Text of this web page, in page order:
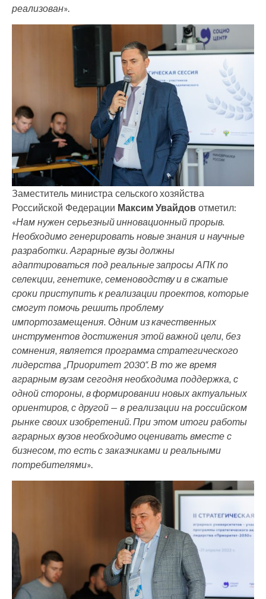
реализован».
Заместитель министра сельского хозяйства
Российской Федерации Максим Увайдов отметил:
«Нам нужен серьезный инновационный прорыв.
Необходимо генерировать новые знания и научные
разработки. Аграрные вузы должны
адаптироваться под реальные запросы АПК по
селекции, генетике, семеноводству и в сжатые
сроки приступить к реализации проектов, которые
смогут помочь решить проблему
импортозамещения. Одним из качественных
инструментов достижения этой важной цели, без
сомнения, является программа стратегического
лидерства „Приоритет 2030“. В то же время
аграрным вузам сегодня необходима поддержка, с
одной стороны, в формировании новых актуальных
ориентиров, с другой — в реализации на российском
рынке своих изобретений. При этом итоги работы
аграрных вузов необходимо оценивать вместе с
бизнесом, то есть с заказчиками и реальными
потребителями».